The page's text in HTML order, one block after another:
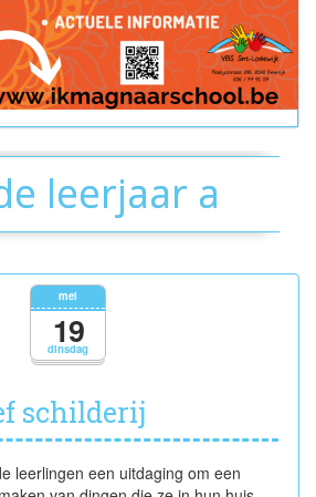
leerjaar a
dinsdag
mei
19
schilderij
leerlingen een uitdaging om een